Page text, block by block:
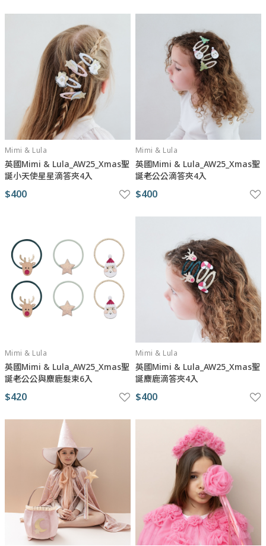
Mimi & Lula
英國Mimi & Lula_AW25_Xmas聖
誕小天使星星滴答夾4入
$400
Mimi & Lula
英國Mimi & Lula_AW25_Xmas聖
誕老公公滴答夾4入
$400
Mimi & Lula
英國Mimi & Lula_AW25_Xmas聖
誕老公公與麋鹿髮束6入
$420
Mimi & Lula
英國Mimi & Lula_AW25_Xmas聖
誕麋鹿滴答夾4入
$400
與瑪黑對話
若有任何產品相關或訂單服務問題？
請透過以下管道來訊，我們將有專人回覆您。